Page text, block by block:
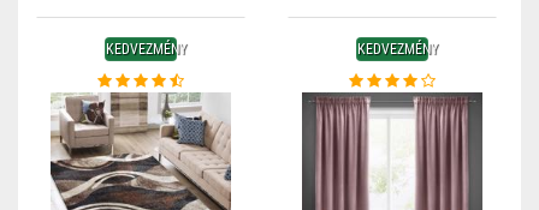
KEDVEZMÉNY KEDVEZMÉNY